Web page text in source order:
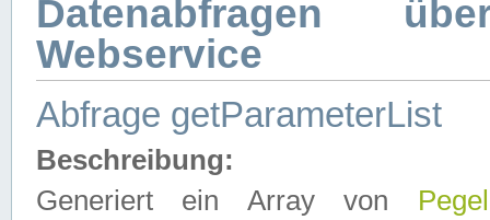
Datenabfragen
Webservice
Abfrage getParameterList
Beschreibung:
Generiert ein Array von